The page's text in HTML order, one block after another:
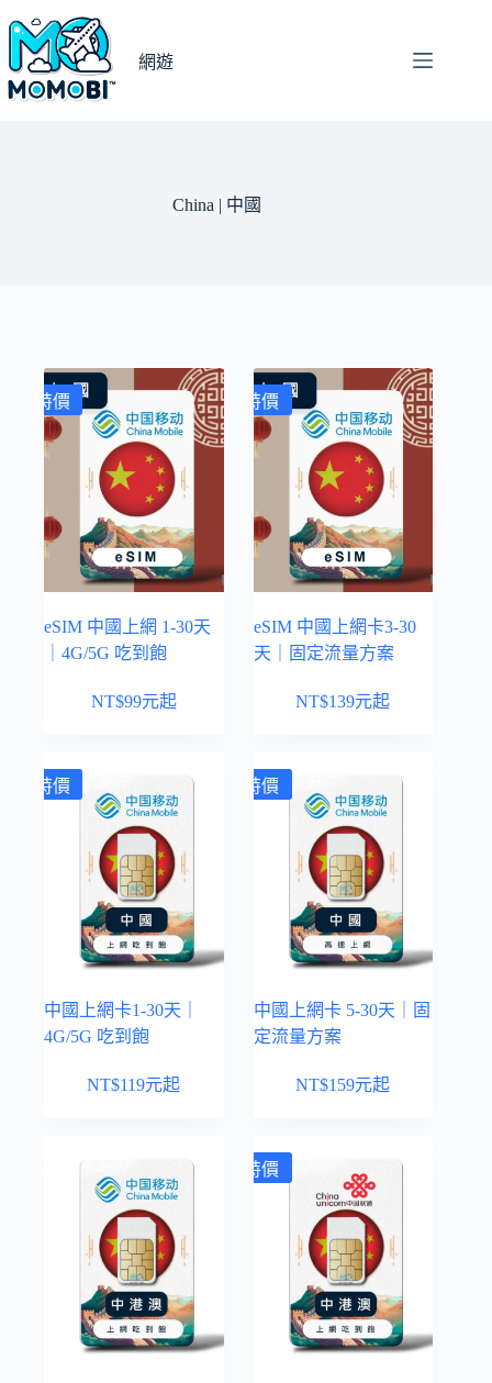
主
要
網遊
China | 中國
特價
eSIM 中國上網 1-30天
｜4G/5G 吃到飽
NT$99元起
特價
eSIM 中國上網卡3-30
天｜固定流量方案
NT$139元起
特價
中國上網卡1-30天｜
4G/5G 吃到飽
NT$119元起
特價
中國上網卡 5-30天｜固
定流量方案
NT$159元起
特價